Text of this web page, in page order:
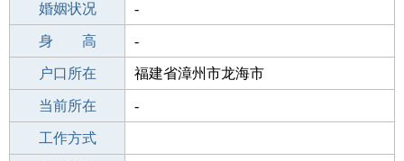
出生年月 1978-05-21
婚姻状况 -
学 历 成人教育
身 高 -
毕业学校 岳阳方兴职业技术学校
户口所在 福建省漳州市龙海市
所学专业 -
当前所在 -
工作经验
工作方式